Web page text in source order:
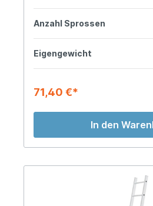
Anzahl Sprossen
Eigengewicht
71,40 €*
In den